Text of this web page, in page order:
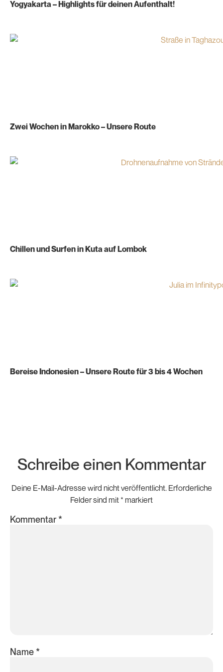
Yogyakarta – Highlights für deinen Aufenthalt!
Zwei Wochen in Marokko – Unsere Route
Chillen und Surfen in Kuta auf Lombok
Bereise Indonesien – Unsere Route für 3 bis 4 Wochen
Schreibe einen Kommentar
Deine E-Mail-Adresse wird nicht veröffentlicht. Erforderliche
Felder sind mit* markiert
Kommentar*
Name*